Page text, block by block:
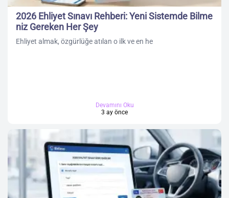
2026 Ehliyet Sınavı Rehberi: Yeni Sistemde Bilme
niz Gereken Her Şey
Ehliyet almak, özgürlüğe atılan o ilk ve en he
Devamını Oku
3 ay önce